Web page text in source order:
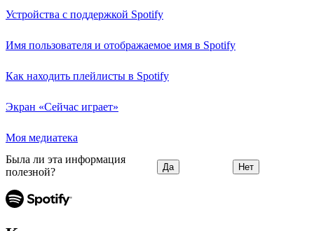
Устройства с поддержкой Spotify
Имя пользователя и отображаемое имя в Spotify
Как находить плейлисты в Spotify
Экран «Сейчас играет»
Моя медиатека
Была ли эта информация
полезной?
Да Нет